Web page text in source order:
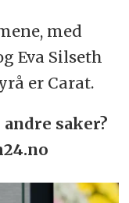
med
Eva Silseth
er Carat.
saker?